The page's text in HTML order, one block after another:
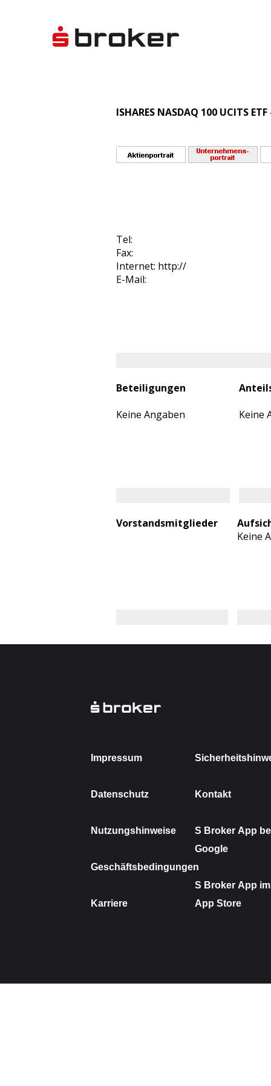
ISHARES NASDAQ 100 UCITS ETF
Tel:
Fax:
Internet: http://
E-Mail:
Beteiligungen
Keine Angaben
Keine
Vorstandsmitglieder
Keine